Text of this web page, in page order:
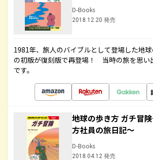
D-Books
2018.12.20 発売
1981年、旅人のバイブルとして登場した地
の初版が復刻版で再登場！ 当時の旅を思い
です。
地球の歩き方 ガチ冒
方社員の旅日記～
D-Books
2018.04.12 発売